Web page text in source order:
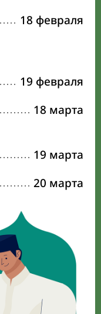
18 февраля
19 февраля
18 марта
19 марта
20 марта